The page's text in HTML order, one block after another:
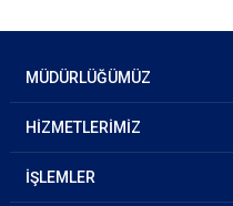
MÜDÜRLÜĞÜMÜZ
HİZMETLERİMİZ
İŞLEMLER